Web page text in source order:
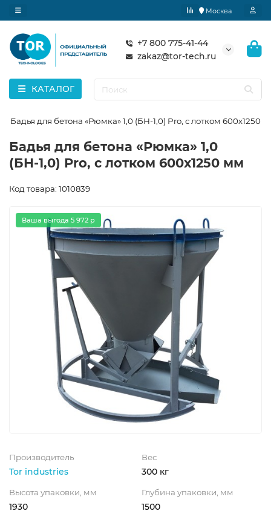
Москва
+7 800 775-41-44
zakaz@tor-tech.ru
КАТАЛОГ
Бадья для бетона «Рюмка» 1,0 (БН-1,0) Pro, с лотком 600х1250
Бадья для бетона «Рюмка» 1,0
(БН-1,0) Pro, с лотком 600х1250 мм
Код товара: 1010839
Ваша выгода 5 972 р
Производитель
Tor industries
Вес
300 кг
Высота упаковки, мм
1930
Глубина упаковки, мм
1500